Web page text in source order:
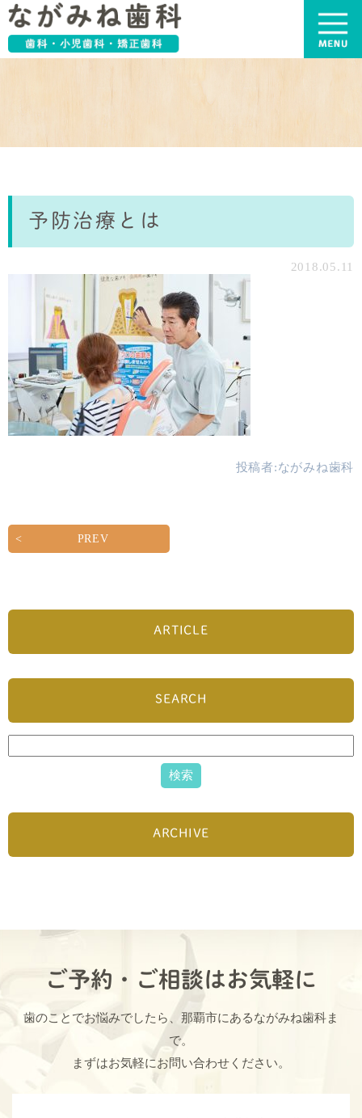
予防治療とは
2018.05.11
投稿者:ながみね歯科
PREV
ARTICLE
SEARCH
ARCHIVE
ご予約・ご相談はお気軽に
歯のことでお悩みでしたら、那覇市にあるながみね歯科ま
で。
まずはお気軽にお問い合わせください。